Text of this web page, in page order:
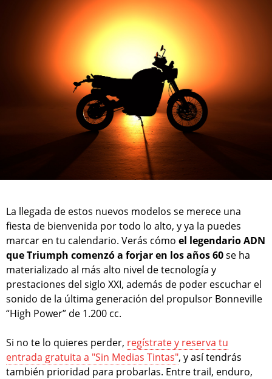
La llegada de estos nuevos modelos se merece una
fiesta de bienvenida por todo lo alto, y ya la puedes
marcar en tu calendario. Verás cómo el legendario ADN
que Triumph comenzó a forjar en los años 60se ha
materializado al más alto nivel de tecnología y
prestaciones del siglo XXI, además de poder escuchar el
sonido de la última generación del propulsor Bonneville
“High Power” de 1.200 cc.
Si no te lo quieres perder, regístrate y reserva tu
entrada gratuita a "Sin Medias Tintas", y así tendrás
también prioridad para probarlas. Entre trail, enduro,